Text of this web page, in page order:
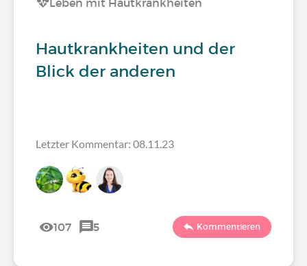
Leben mit Hautkrankheiten
Hautkrankheiten und der
Blick der anderen
Letzter Kommentar: 08.11.23
107 5 Kommentieren